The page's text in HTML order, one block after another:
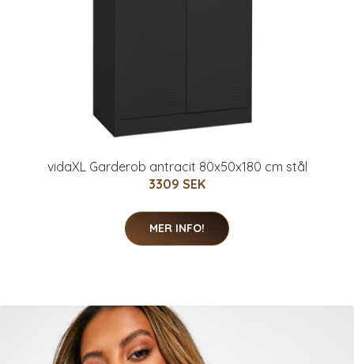
vidaXL Garderob antracit 80x50x180 cm stål
3309 SEK
MER INFO!